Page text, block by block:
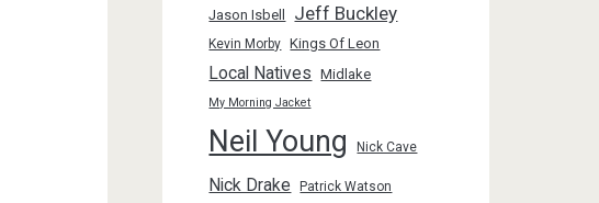
Jason Isbell Jeff Buckley
Kevin Morby Kings Of Leon
Local Natives Midlake
My Morning Jacket
Neil Young Nick Cave
Nick Drake Patrick Watson